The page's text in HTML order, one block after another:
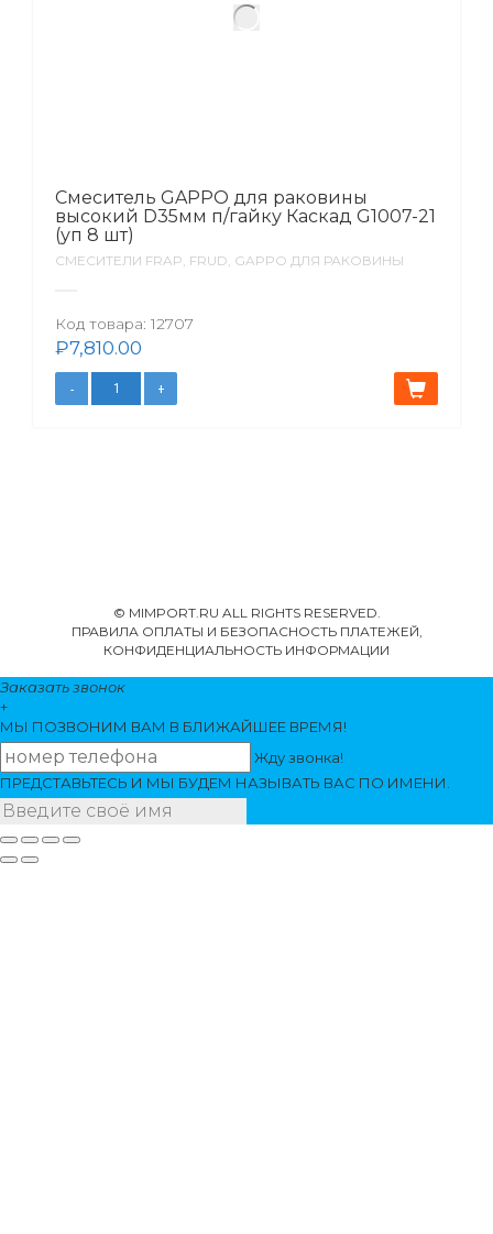
Смеситель GAPPO для раковины
высокий D35мм п/гайку Каскад G1007-21
(уп 8 шт)
СМЕСИТЕЛИ FRAP, FRUD, GAPPO ДЛЯ РАКОВИНЫ
Код товара: 12707
₽7,810.00
© MIMPORT.RU ALL RIGHTS RESERVED.
ПРАВИЛА ОПЛАТЫ И БЕЗОПАСНОСТЬ ПЛАТЕЖЕЙ,
КОНФИДЕНЦИАЛЬНОСТЬ ИНФОРМАЦИИ
Заказать звонок
+
МЫ ПОЗВОНИМ ВАМ В БЛИЖАЙШЕЕ ВРЕМЯ!
Жду звонка!
ПРЕДСТАВЬТЕСЬ И МЫ БУДЕМ НАЗЫВАТЬ ВАС ПО ИМЕНИ.